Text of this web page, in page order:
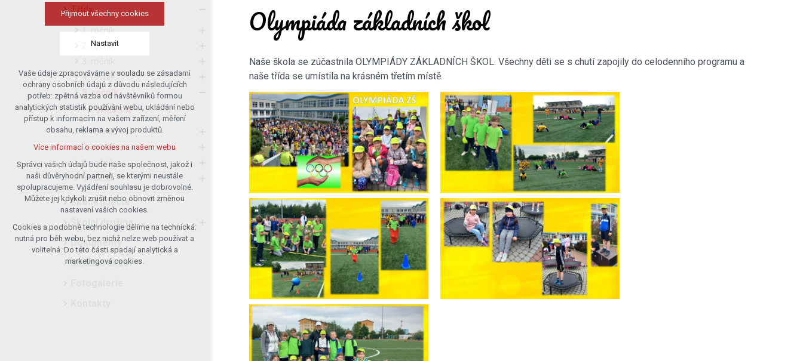
Třídy
1. ročník
2. ročník
4. ročník
5. ročník
Třída 5.A
6. ročník
7. ročník
8. ročník
9. ročník
Školní jídelna
Školní družina
Dokumenty
Měsíční akce
Olympiáda základních škol
Naše škola se zúčastnila OLYMPIÁDY ZÁKLADNÍCH ŠKOL. Všechny děti se s chutí zapojily do celodenního programu a
naše třída se umístila na krásném třetím místě.
Přijmout všechny cookies
Nastavit
Technická cookies
nutná pro provozování webu
udržení kontextu stránek (session):
případná přihlášení, volby jazyka, apod.
Volitelná cookies
analytická pro anonymizované
vyhodnocení návštěvnosti
marketingová cookies (Google)
Více informací o cookies na našem webu
Přijmout všechny cookies
Odmítnout vše
Vaše údaje zpracováváme v souladu se zásadami
ochrany osobních údajů z důvodu následujících
potřeb: zpětná vazba od návštěvníků formou
analytických statistik používání webu, ukládání nebo
přístup k informacím na vašem zařízení, měření
obsahu, reklama a vývoj produktů.
Více informací o cookies na našem webu
Správci vašich údajů bude naše společnost, jakož i
naši důvěryhodní partneři, se kterými neustále
spolupracujeme. Vyjádření souhlasu je dobrovolné.
Můžete jej kdykoli zrušit nebo obnovit změnou
nastavení vašich cookies.
Cookies a podobné technologie dělíme na technická:
nutná pro běh webu, bez nichž nelze web používat a
volitelná. Do této části spadají analytická a
marketingová cookies.